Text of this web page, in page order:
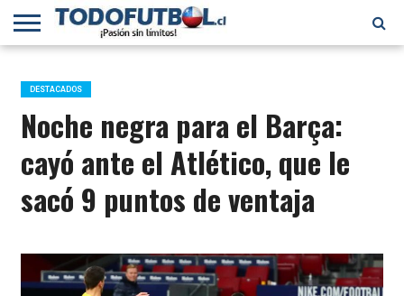
PRIMERA
B
SELECCIÓN
CHILENA
CHILENOS
EN EL
MUNDO
FÚTBOL
INTERNACIONAL
DESTACADOS
Noche negra para el Barça:
cayó ante el Atlético, que le
sacó 9 puntos de ventaja